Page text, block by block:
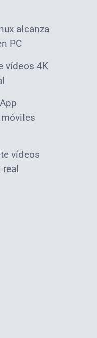
alcanza
PC
vídeos 4K
vídeos